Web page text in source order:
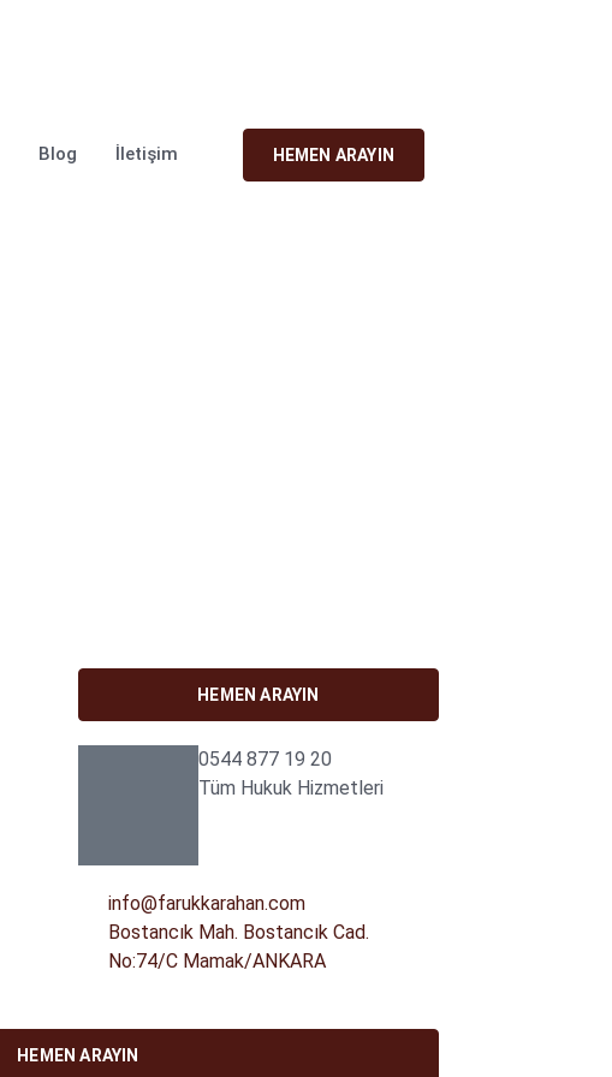
Blog İletişim HEMEN ARAYIN
HEMEN ARAYIN
0544 877 19 20
Tüm Hukuk Hizmetleri
info@farukkarahan.com
Bostancık Mah. Bostancık Cad.
No:74/C Mamak/ANKARA
HEMEN ARAYIN